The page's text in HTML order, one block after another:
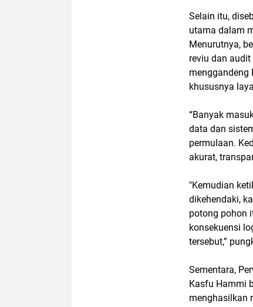
Selain itu,
utama dalam
Menurutnya,
reviu dan
menggandeng
khususnya
“Banyak
data dan
permulaan.
akurat,
"Kemudian
dikehendaki,
potong pohon
konsekuensi
tersebut,”
Sementara,
Kasfu Hammi
menghasilkan